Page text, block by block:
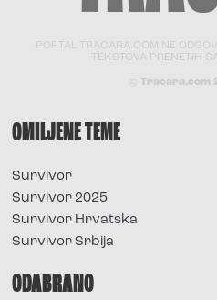
PORTAL TRACARA.COM NE
TEKSTOVA PRENETIH
© Tracara.com
OMILJENE TEME
Survivor
Survivor 2025
Survivor Hrvatska
Survivor Srbija
ODABRANO